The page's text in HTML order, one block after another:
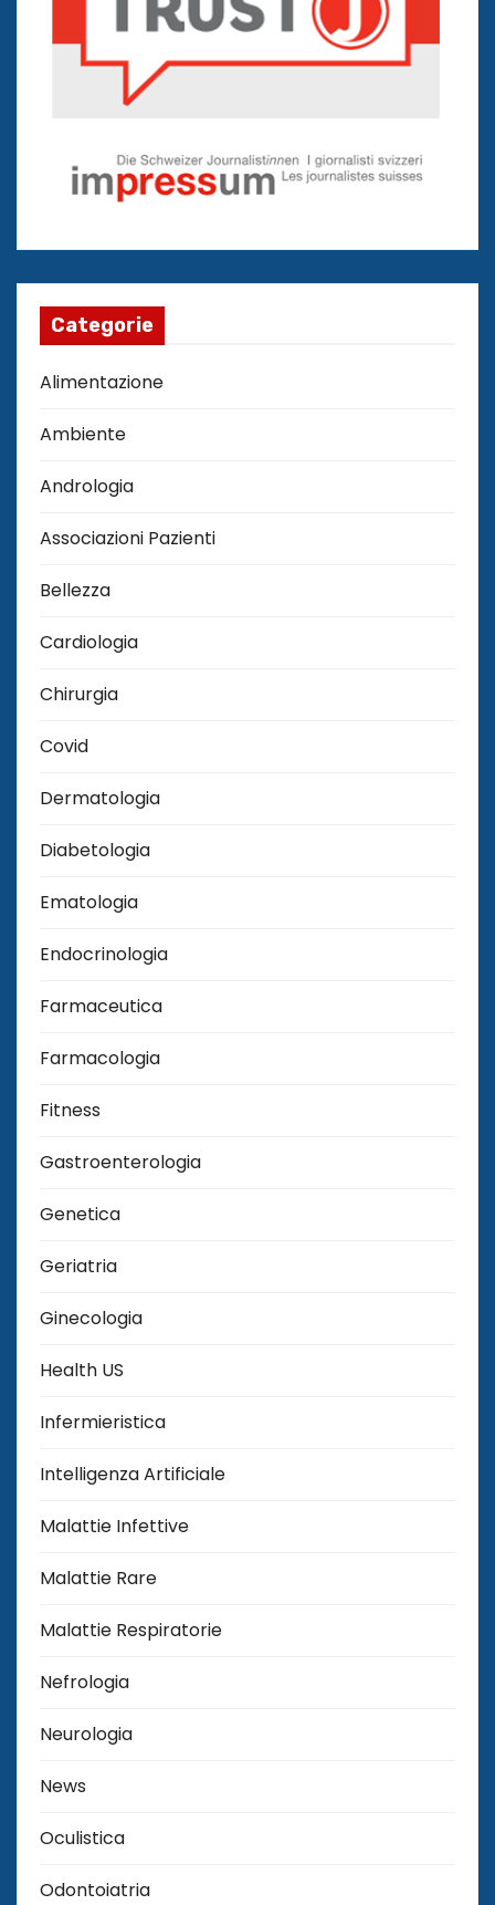
Categorie
Alimentazione
Ambiente
Andrologia
Associazioni Pazienti
Bellezza
Cardiologia
Chirurgia
Covid
Dermatologia
Diabetologia
Ematologia
Endocrinologia
Farmaceutica
Farmacologia
Fitness
Gastroenterologia
Genetica
Geriatria
Ginecologia
Health US
Infermieristica
Intelligenza Artificiale
Malattie Infettive
Malattie Rare
Malattie Respiratorie
Nefrologia
Neurologia
News
Oculistica
Odontoiatria